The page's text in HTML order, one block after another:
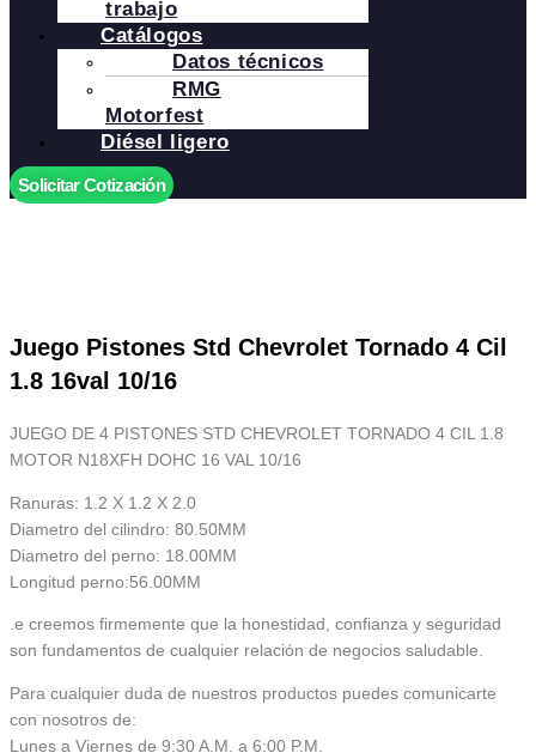
trabajo
Catálogos
Datos técnicos
RMG
Motorfest
Diésel ligero
Solicitar Cotización
Juego Pistones Std Chevrolet Tornado 4 Cil
1.8 16val 10/16
JUEGO DE 4 PISTONES STD CHEVROLET TORNADO 4 CIL 1.8
MOTOR N18XFH DOHC 16 VAL 10/16
Ranuras: 1.2 X 1.2 X 2.0
Diametro del cilindro: 80.50MM
Diametro del perno: 18.00MM
Longitud perno:56.00MM
.e creemos firmemente que la honestidad, confianza y seguridad
son fundamentos de cualquier relación de negocios saludable.
Para cualquier duda de nuestros productos puedes comunicarte
con nosotros de:
Lunes a Viernes de 9:30 A.M. a 6:00 P.M.